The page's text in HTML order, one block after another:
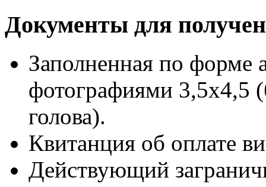
Документы для
Заполненная по форме
фотографиями 3,5х4,5
голова).
Квитанция об оплате
Действующий